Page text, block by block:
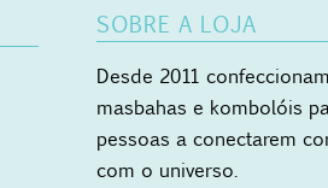
SOBRE A LOJA
Desde 2011
masbahas e kombolóis
pessoas a conectarem
com o universo.